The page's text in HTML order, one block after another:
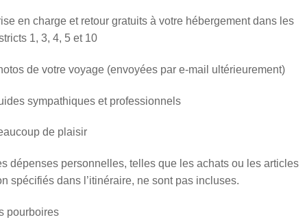
en charge et retour gratuits à votre hébergement dans les
1, 3, 4, 5 et 10
de votre voyage (envoyées par e-mail ultérieurement)
sympathiques et professionnels
de plaisir
dépenses personnelles, telles que les achats ou les articles
spécifiés dans l’itinéraire, ne sont pas incluses.
pourboires